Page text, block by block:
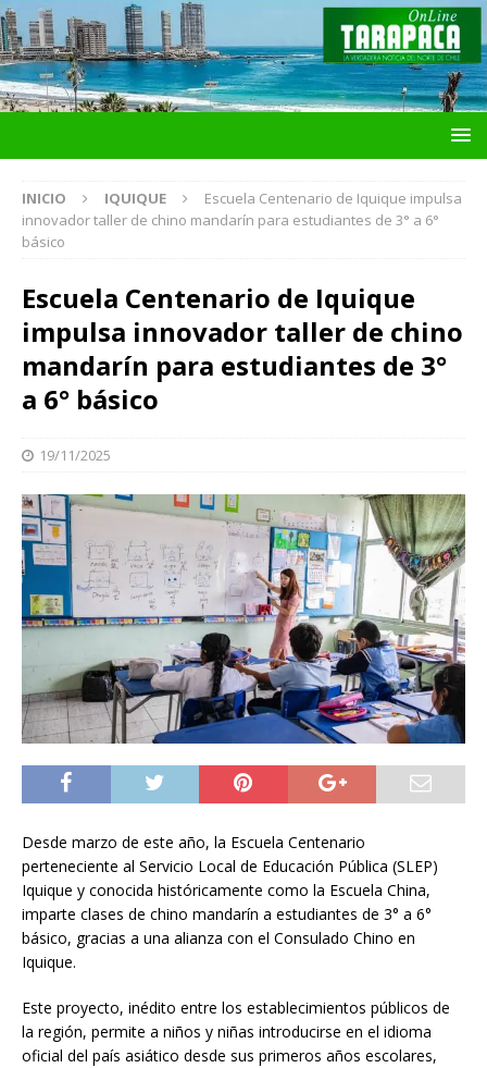
INICIO IQUIQUE
Escuela Centenario de Iquique impulsa
innovador taller de chino mandarín para estudiantes de 3° a 6°
básico
Escuela Centenario de Iquique
impulsa innovador taller de chino
mandarín para estudiantes de 3°
a 6° básico
19/11/2025
Desde marzo de este año, la Escuela Centenario
perteneciente al Servicio Local de Educación Pública (SLEP)
Iquique y conocida históricamente como la Escuela China,
imparte clases de chino mandarín a estudiantes de 3° a 6°
básico, gracias a una alianza con el Consulado Chino en
Iquique.
Este proyecto, inédito entre los establecimientos públicos de
la región, permite a niños y niñas introducirse en el idioma
oficial del país asiático desde sus primeros años escolares,